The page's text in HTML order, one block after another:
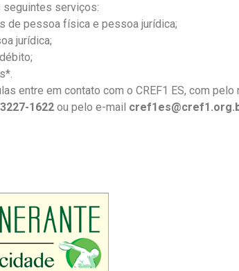
seguintes serviços:
pessoa física e pessoa jurídica;
jurídica;
entre em contato com o CREF1 ES, com
1622 ou pelo e-mail